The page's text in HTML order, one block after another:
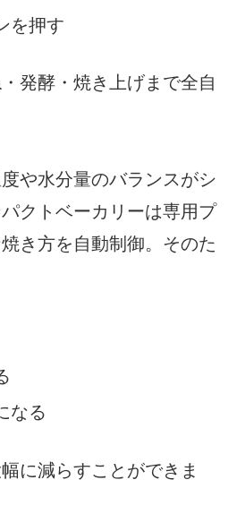
を押す
発酵・焼き上げまで全自
や水分量のバランスがシ
クトベーカリーは専用プ
き方を自動制御。そのた
なる
に減らすことができま